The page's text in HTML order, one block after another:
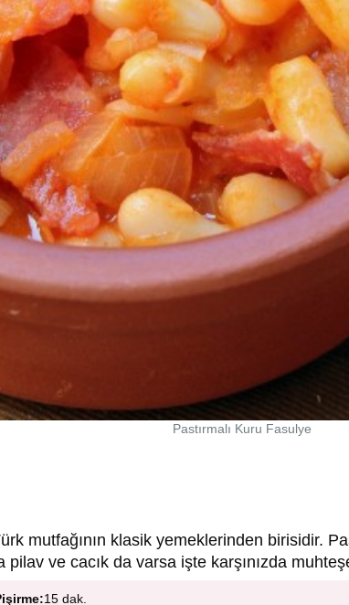
Pastırmalı Kuru Fasulye
mutfağının klasik yemeklerinden birisidir.
pilav ve cacık da varsa işte karşınızda
15 dak.